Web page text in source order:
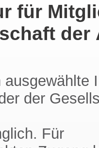
für
der
ausgewählte
der
Für